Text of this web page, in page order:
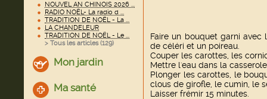
NOUVEL AN CHINOIS 2026 ...
RADIO NOËL- La radio d ...
TRADITION DE NOËL - La ...
LA CHANDELEUR
TRADITION DE NOËL - Le ...
> Tous les articles (129)
Mon jardin
Ma santé
Faire un bouquet garni avec
de céléri et un poireau.
Couper les carottes, les
Mettre l'eau dans la
Plonger les carottes, le
clous de girofle, le cumin, le
Laisser frémir 15 minutes.